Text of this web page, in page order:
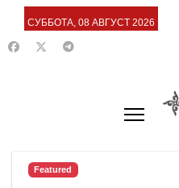
СУББОТА, 08 АВГУСТ 2026
Featured